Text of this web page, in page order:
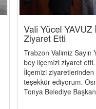
Vali Yücel YAVUZ
Ziyaret Etti
Trabzon Valimiz Sayın
bey ilçemizi ziyaret
İlçemizi ziyaretlerinden
teşekkür ediyorum.
Tonya Belediye